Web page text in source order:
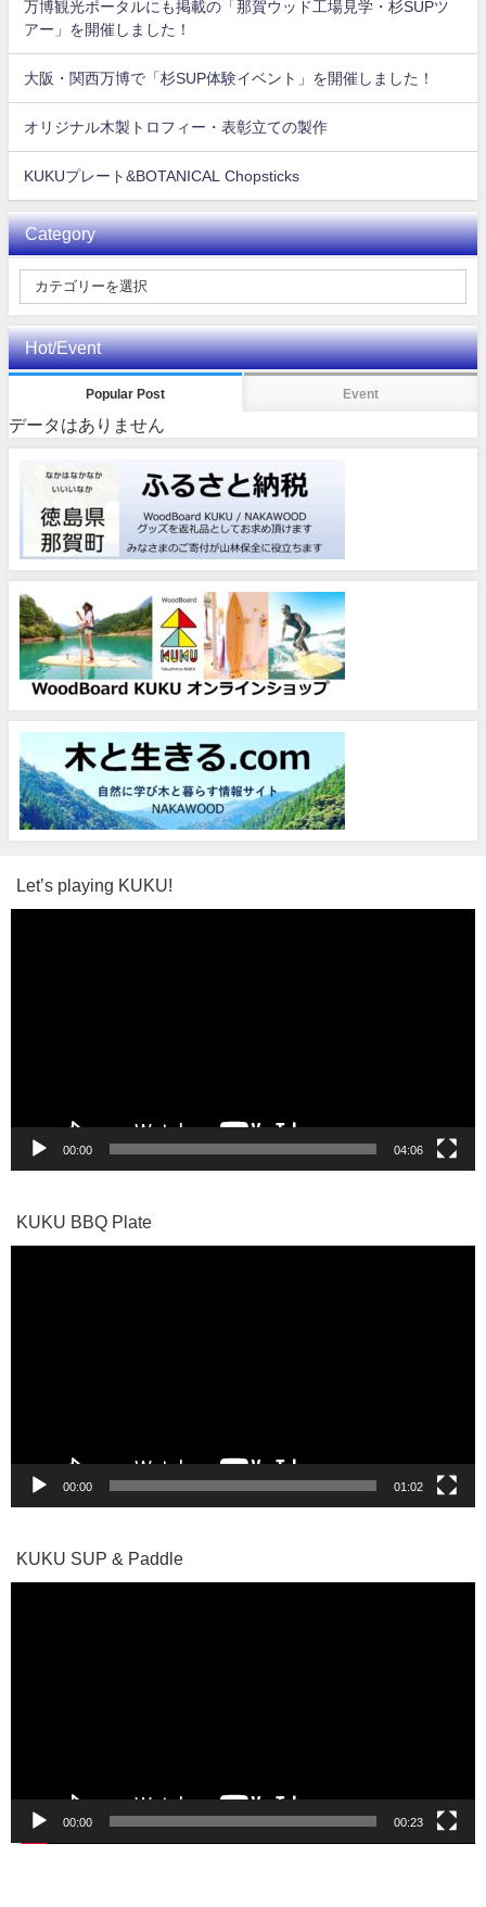
万博観光ポータルにも掲載の「那賀ウッド工場見学・杉SUPツ
アー」を開催しました！
大阪・関西万博で「杉SUP体験イベント」を開催しました！
オリジナル木製トロフィー・表彰立ての製作
KUKUプレート&BOTANICAL Chopsticks
Category
Hot/Event
Popular Post Event
データはありません
Let’s playing KUKU!
00:00 04:06
KUKU BBQ Plate
00:00 01:02
KUKU SUP & Paddle
00:00 00:23